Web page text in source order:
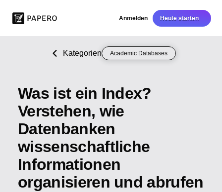
Anmelden Heute starten
Kategorien Academic Databases
Was ist ein Index?
Verstehen, wie
Datenbanken
wissenschaftliche
Informationen
organisieren und abrufen